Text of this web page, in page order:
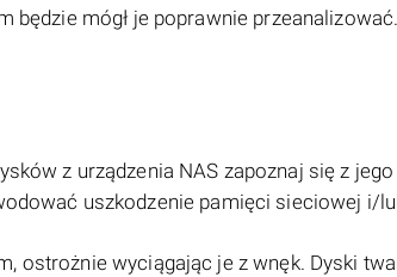
mógł je poprawnie
z urządzenia NAS zapoznaj się z
uszkodzenie pamięci sieciowej i/
ostrożnie wyciągając je z wnęk. Dyski